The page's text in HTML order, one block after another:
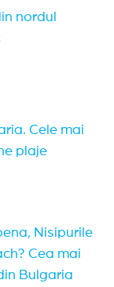
Arkutino
nordul
Cele mai
plaje
Nisipurile
Cea mai
Bulgaria